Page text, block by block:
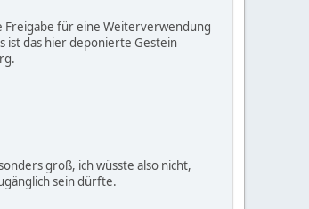
Freigabe für eine Weiterverwendung
ist das hier deponierte Gestein
groß, ich wüsste also nicht,
sein dürfte.